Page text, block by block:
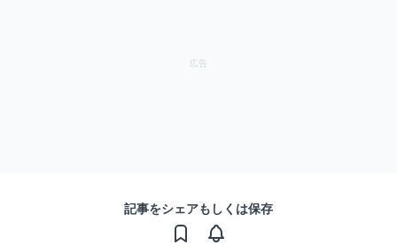
記事をシェアもしくは保存